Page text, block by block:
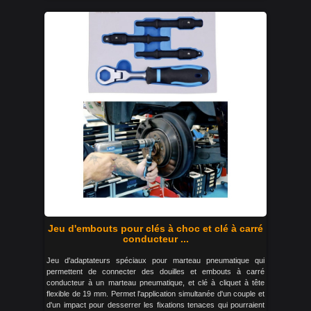
Jeu d'embouts pour clés à choc et clé à carré
conducteur ...
Jeu d'adaptateurs spéciaux pour marteau pneumatique qui
permettent de connecter des douilles et embouts à carré
conducteur à un marteau pneumatique, et clé à cliquet à tête
flexible de 19 mm. Permet l'application simultanée d'un couple et
d'un impact pour desserrer les fixations tenaces qui pourraient